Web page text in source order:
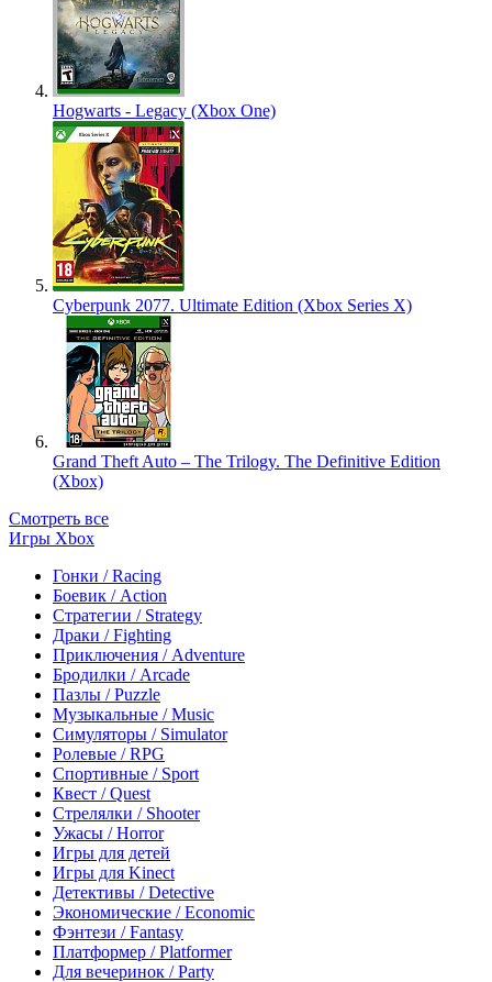
Hogwarts - Legacy (Xbox One)
Cyberpunk 2077. Ultimate Edition (Xbox Series X)
Grand Theft Auto – The Trilogy. The Definitive Edition
(Xbox)
Смотреть все
Игры Xbox
Гонки / Racing
Боевик / Action
Стратегии / Strategy
Драки / Fighting
Приключения / Adventure
Бродилки / Arcade
Пазлы / Puzzle
Музыкальные / Music
Симуляторы / Simulator
Ролевые / RPG
Спортивные / Sport
Квест / Quest
Стрелялки / Shooter
Ужасы / Horror
Игры для детей
Игры для Kinect
Детективы / Detective
Экономические / Economic
Фэнтези / Fantasy
Платформер / Platformer
Для вечеринок / Party